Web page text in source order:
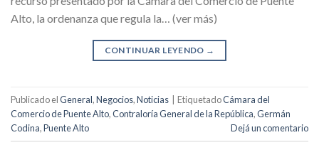
Alto, la ordenanza que regula la… (ver más)
CONTINUAR LEYENDO →
Publicado elGeneral,Negocios,Noticias EtiquetadoCámara del
Comercio de Puente Alto,Contraloría General de la República,Germán
Codina,Puente Alto Dejá un comentario